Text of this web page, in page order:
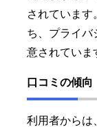
されていま
ち、プライバ
意されていま
口コミの傾向
利用者からは